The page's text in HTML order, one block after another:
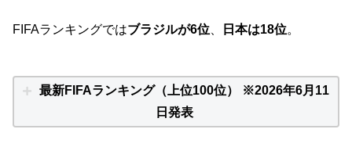
FIFAランキングではブラジルが6位 日本は18位。
最新FIFAランキング（上位100位） ※2026年6月11
日発表